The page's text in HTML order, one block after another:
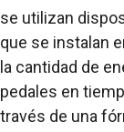
se utilizan
que se instalan
la cantidad de
pedales en
través de una